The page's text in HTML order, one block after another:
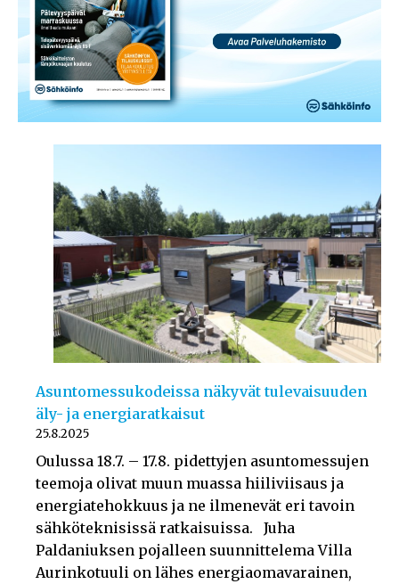
Asuntomessukodeissa näkyvät tulevaisuuden
äly- ja energiaratkaisut
25.8.2025
Oulussa 18.7. – 17.8. pidettyjen asuntomessujen
teemoja olivat muun muassa hiiliviisaus ja
energiatehokkuus ja ne ilmenevät eri tavoin
sähköteknisissä ratkaisuissa. Juha
Paldaniuksen pojalleen suunnittelema Villa
Aurinkotuuli on lähes energiaomavarainen,